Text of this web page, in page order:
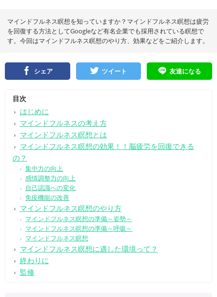
マインドフルネス瞑想を知っていますか？マインドフルネス瞑想は疲労
を回復する方法としてGoogleなど有名企業でも採用されている瞑想で
す。今回はマインドフルネス瞑想のやり方、効果などをご紹介します。
シェア ツイート 友達になる
目次
はじめに
マインドフルネスの考え方
マインドフルネス瞑想とは
マインドフルネス瞑想の効果！！脳疲労を回復できる
の？
集中力の向上
感情調整力の向上
自己認識への変化
免疫機能の改善
マインドフルネス瞑想のやり方
マインドフルネス瞑想の準備～姿勢～
マインドフルネス瞑想の準備～呼吸～
マインドフルネス瞑想
マインドフルネス瞑想に適した環境って？
終わりに
監修